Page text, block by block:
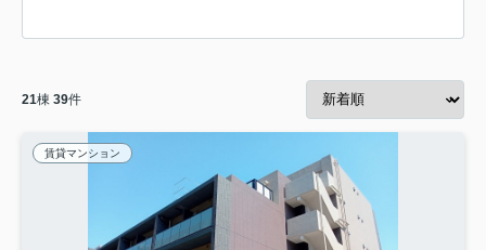
21棟 39件
賃貸マンション